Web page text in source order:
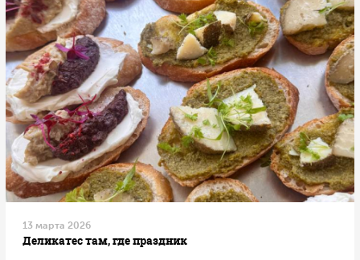
13 марта 2026
Деликатес там, где праздник